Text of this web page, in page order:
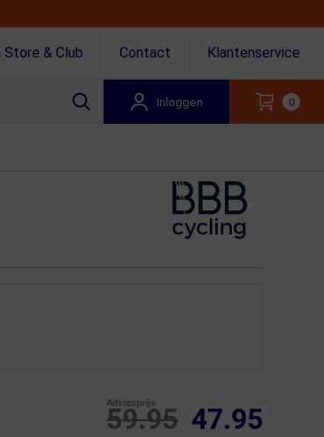
Store & Club Contact Klantenservice
Inloggen 0
59.95
Adviesprijs 47.95